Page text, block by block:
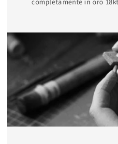
completamente in oro